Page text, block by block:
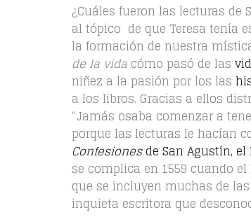
¿Cuáles fueron las lecturas de
al tópico de que Teresa tenía
la formación de nuestra
de la vida cómo pasó de las
niñez a la pasión por los las
a los libros. Gracias a ellos
“Jamás osaba comenzar a
porque las lecturas le hacían
Confesionesde San Agustín, el
se complica en 1559 cuando
que se incluyen muchas de
inquieta escritora que